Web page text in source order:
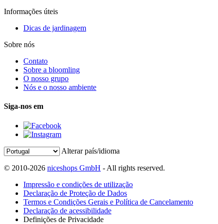
Informações úteis
Dicas de jardinagem
Sobre nós
Contato
Sobre a bloomling
O nosso grupo
Nós e o nosso ambiente
Siga-nos em
Alterar país/idioma
© 2010-2026 niceshops GmbH - All rights reserved.
Impressão e condições de utilização
Declaração de Proteção de Dados
Termos e Condições Gerais e Política de Cancelamento
Declaração de acessibilidade
Definições de Privacidade